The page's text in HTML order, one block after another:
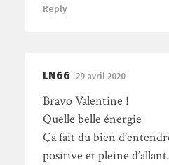
Reply
LN66 29 avril 2020
Bravo Valentine !
Quelle belle énergie
Ça fait du bien
positive et pleine